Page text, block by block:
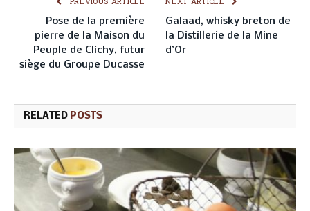
Pose de la première
pierre de la Maison du
Peuple de Clichy, futur
siège du Groupe Ducasse
Galaad, whisky breton de
la Distillerie de la Mine
d’Or
RELATED POSTS